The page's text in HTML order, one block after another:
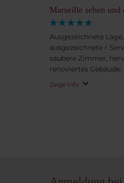
Marseille sehen und
Ausgezeichnete Lage,
ausgezeichnete r
saubere Zimmer,
renoviertes Gebäude.
Zeige Info